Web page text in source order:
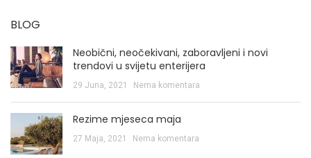
BLOG
Neobični, neočekivani, zaboravljeni i novi
trendovi u svijetu enterijera
29 Juna, 2021 Nema komentara
Rezime mjeseca maja
27 Maja, 2021 Nema komentara